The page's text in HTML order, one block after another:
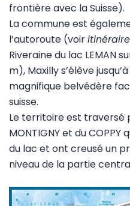
frontière avec la Suisse).
La commune est
l’autoroute (voiritinéraire
Riveraine du lac LEMAN
m), Maxilly s’élève
magnifique belvédère
suisse.
Le territoire est traversé
MONTIGNY et du
du lac et ont creusé un
niveau de la partie